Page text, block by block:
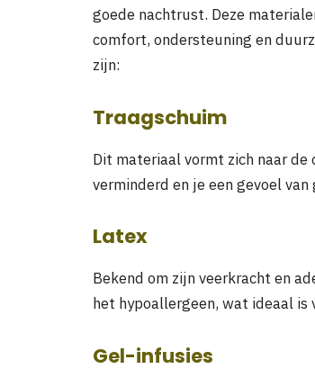
goede nachtrust. Deze
comfort, ondersteuning en
zijn:
Traagschuim
Dit materiaal vormt zich naar
verminderd en je een gevoel
Latex
Bekend om zijn veerkracht en
het hypoallergeen, wat ideaal is
Gel-infusies